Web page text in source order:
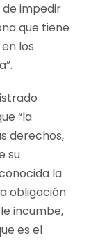
impedir
que tiene
los
“la
derechos,
su
la
obligación
incumbe,
es el